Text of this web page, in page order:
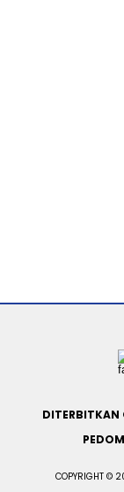
DITERBITKAN
COPYRIGHT ©